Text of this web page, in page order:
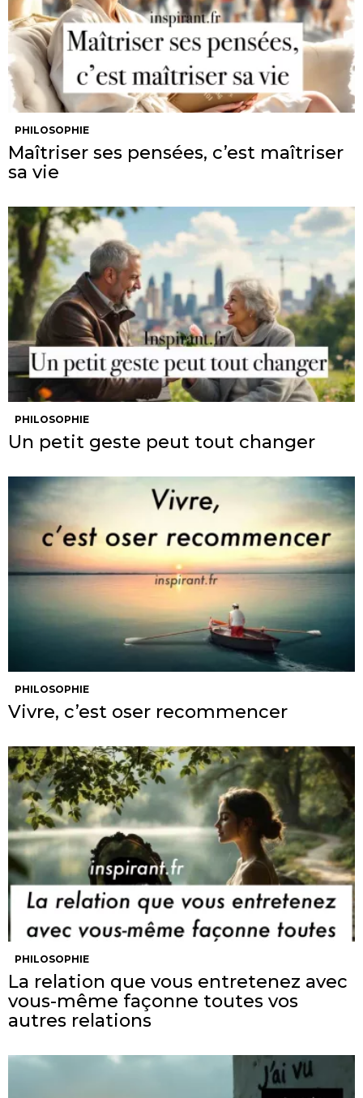
PHILOSOPHIE
Maîtriser ses pensées, c’est maîtriser
sa vie
PHILOSOPHIE
Un petit geste peut tout changer
PHILOSOPHIE
Vivre, c’est oser recommencer
PHILOSOPHIE
La relation que vous entretenez avec
vous-même façonne toutes vos
autres relations